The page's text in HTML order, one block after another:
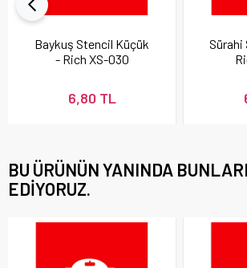
Baykuş Stencil Küçük
- Rich XS-030
6,80 TL
Sürahi
BU ÜRÜNÜN YANINDA
EDIYORUZ.